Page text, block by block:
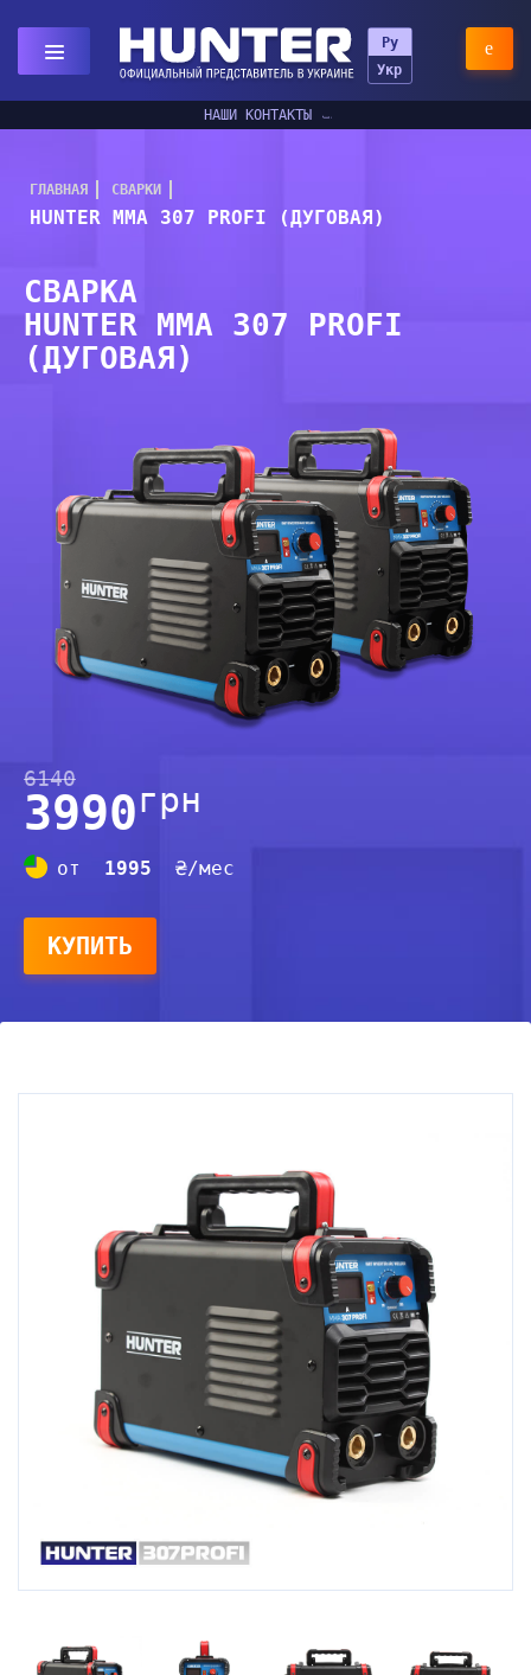
Ру
Укр
НАШИ КОНТАКТЫ
ГЛАВНАЯ СВАРКИ
HUNTER MMA 307 PROFI (ДУГОВАЯ)
СВАРКА
HUNTER MMA 307 PROFI
(ДУГОВАЯ)
6140
3990грн
от 1995 ₴/мес
КУПИТЬ